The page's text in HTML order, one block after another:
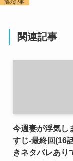
関連記事
今週妻が浮気し
すじ-最終回(16
きネタバレあり
前の記事